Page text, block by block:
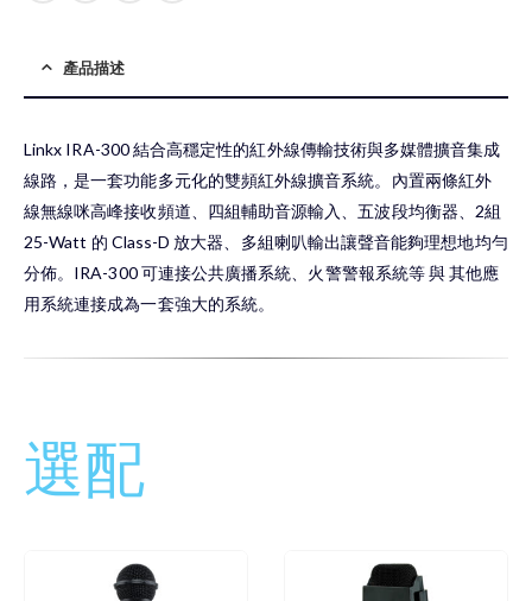
產品描述
Linkx IRA-300 結合高穩定性的紅外線傳輸技術與多媒體擴音集成
線路，是一套功能多元化的雙頻紅外線擴音系統。內置兩條紅外
線無線咪高峰接收頻道、四組輔助音源輸入、五波段均衡器、2組
25-Watt 的 Class-D 放大器、多組喇叭輸出讓聲音能夠理想地均勻
分佈。IRA-300 可連接公共廣播系統、火警警報系統等 與 其他應
用系統連接成為一套強大的系統。
選配